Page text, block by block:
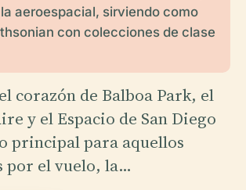
aeroespacial, sirviendo como
con colecciones de clase
corazón de Balboa Park, el
y el Espacio de San Diego
principal para aquellos
por el vuelo, la…